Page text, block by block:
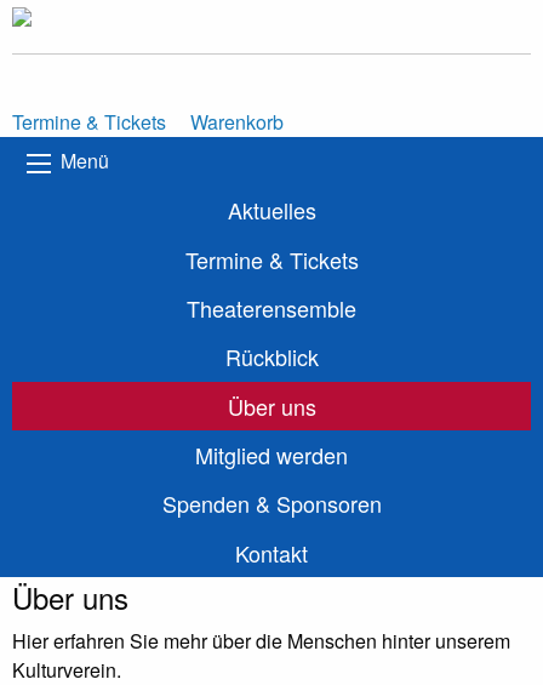
Termine & Tickets
Warenkorb
Menü
Aktuelles
Termine & Tickets
Theaterensemble
Rückblick
Über uns
Mitglied werden
Spenden & Sponsoren
Kontakt
Über uns
Hier erfahren Sie mehr über die Menschen hinter unserem
Kulturverein.